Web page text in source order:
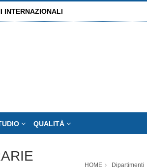
INTERNAZIONALI
QUALITÀ
HOME Dipartimenti